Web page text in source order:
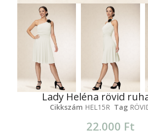
Lady Heléna rövid
Cikkszám HEL15R Tag
22.000 Ft